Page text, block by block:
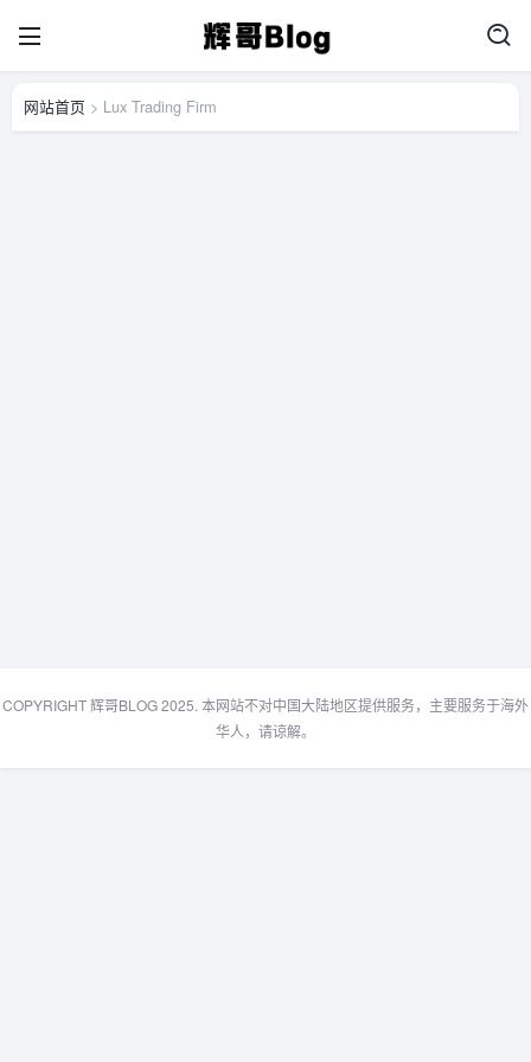
网站首页 > Lux Trading Firm
COPYRIGHT 辉哥BLOG 2025. 本网站不对中国大陆地区提供服务，主要服务于海外
华人，请谅解。